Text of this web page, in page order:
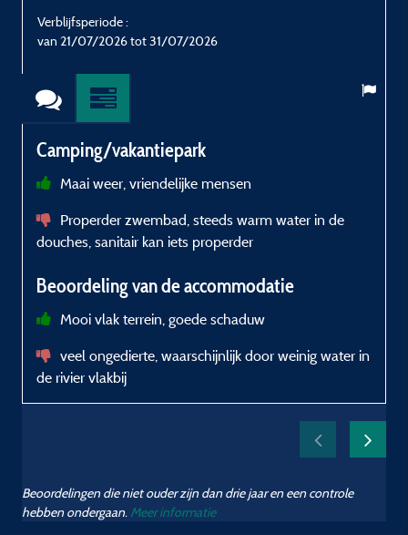
Verblijfsperiode :
van 21/07/2026 tot 31/07/2026
Camping/vakantiepark
Maai weer, vriendelijke mensen
Properder zwembad, steeds warm water in de
douches, sanitair kan iets properder
Beoordeling van de accommodatie
Mooi vlak terrein, goede schaduw
veel ongedierte, waarschijnlijk door weinig water in
de rivier vlakbij
Beoordelingen die niet ouder zijn dan drie jaar en een controle
hebben ondergaan. Meer informatie